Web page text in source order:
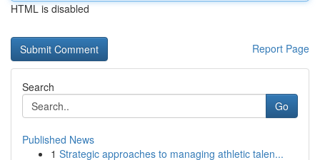
HTML is disabled
Report Page
Search
Go
Published News
1 Strategic approaches to managing athletic talen...